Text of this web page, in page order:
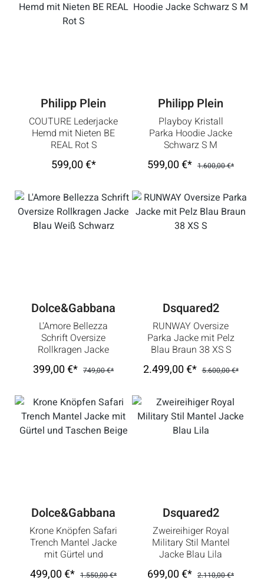
Philipp Plein
COUTURE Lederjacke
Hemd mit Nieten BE
REAL Rot S
599,00 €*
Philipp Plein
Playboy Kristall
Parka Hoodie Jacke
Schwarz S M
599,00 €* 1.600,00 €*
Dolce&Gabbana
L'Amore Bellezza
Schrift Oversize
Rollkragen Jacke
Blau Weiß Schwarz
399,00 €* 749,00 €*
Dsquared2
RUNWAY Oversize
Parka Jacke mit Pelz
Blau Braun 38 XS S
2.499,00 €* 5.600,00 €*
Dolce&Gabbana
Krone Knöpfen Safari
Trench Mantel Jacke
mit Gürtel und
Taschen Beige
499,00 €* 1.550,00 €*
Dsquared2
Zweireihiger Royal
Military Stil Mantel
Jacke Blau Lila
699,00 €* 2.110,00 €*